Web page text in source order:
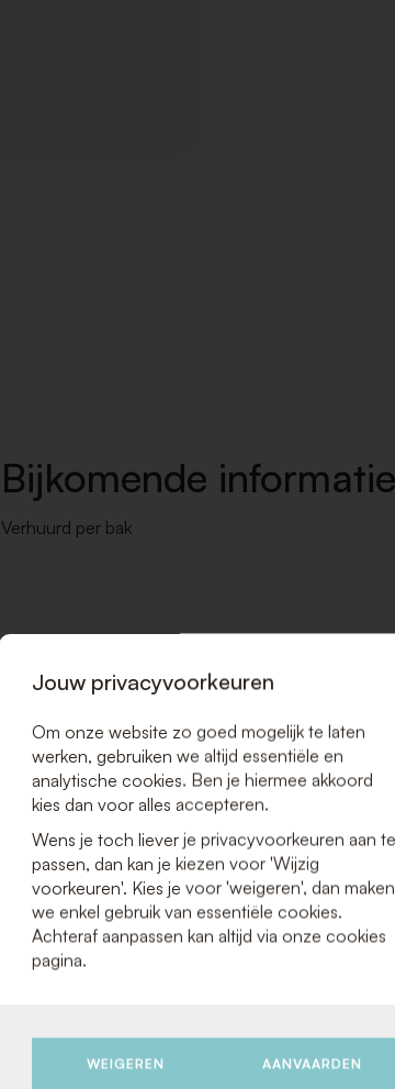
Bijkomende
Verhuurd per bak
TOE
VERLANGLIJST
Jouw privacyvoorkeuren
Om onze website zo goed mogelijk te laten
werken, gebruiken we altijd essentiële en
analytische cookies. Ben je hiermee akkoord
kies dan voor alles accepteren.
Wens je toch liever je privacyvoorkeuren aan te
passen, dan kan je kiezen voor 'Wijzig
voorkeuren'. Kies je voor 'weigeren', dan maken
we enkel gebruik van essentiële cookies.
Achteraf aanpassen kan altijd via onze cookies
pagina.
WEIGEREN AANVAARDEN